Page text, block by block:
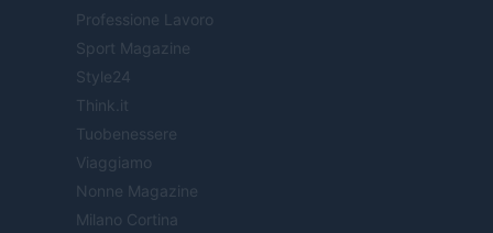
Professione Lavoro
Sport Magazine
Style24
Think.it
Tuobenessere
Viaggiamo
Nonne Magazine
Milano Cortina